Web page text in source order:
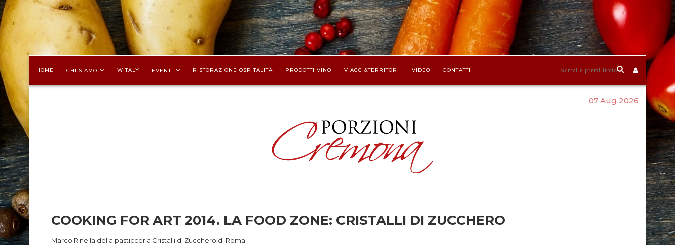
HOME CHI SIAMO WITALY EVENTI RISTORAZIONE OSPITALITÀ PRODOTTI VINO VIAGGI&TERRITORI VIDEO CONTATTI
07 Aug 2026
COOKING FOR ART 2014. LA FOOD ZONE: CRISTALLI DI ZUCCHERO
Marco Rinella della pasticceria Cristalli di Zucchero di Roma.